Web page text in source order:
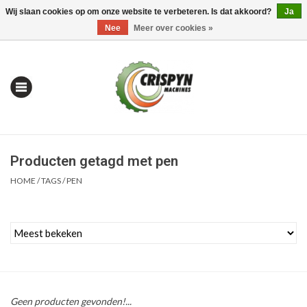
0 Artikelen - €0,00 Mijn account / Registreren
Alles om te Boren |
Producten getagd met pen
HOME /TAGS/PEN
Geen producten gevonden!...
Wij slaan cookies op om onze website te verbeteren. Is dat akkoord?
Ja
Nee
Meer over cookies »